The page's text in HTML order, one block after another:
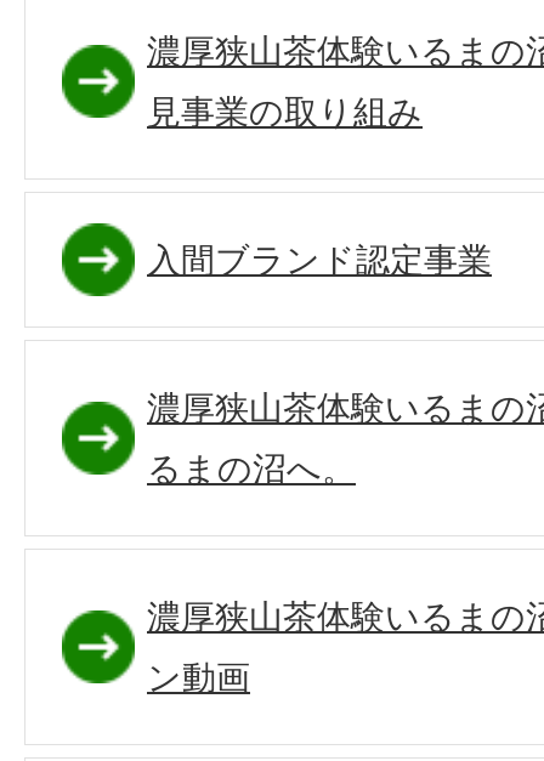
濃厚狭山茶体験いるまの
見事業の取り組み
入間ブランド認定事業
濃厚狭山茶体験いるまの
るまの沼へ。
濃厚狭山茶体験いるまの
ン動画